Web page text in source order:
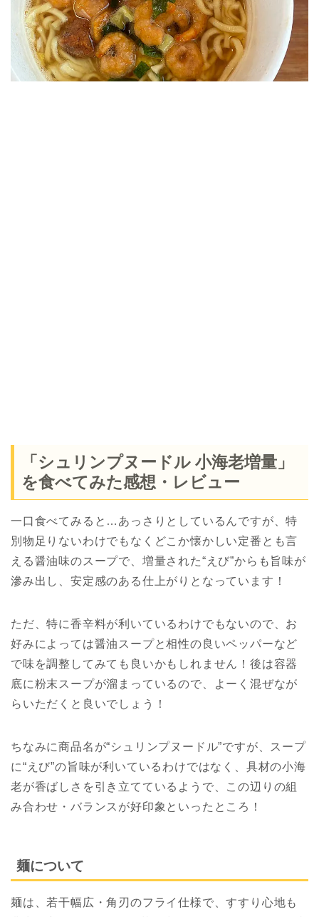
「シュリンプヌードル 小海老増量」
を食べてみた感想・レビュー
一口食べてみると…あっさりとしているんですが、特
別物足りないわけでもなくどこか懐かしい定番とも言
える醤油味のスープで、増量された“えび”からも旨味が
滲み出し、安定感のある仕上がりとなっています！
ただ、特に香辛料が利いているわけでもないので、お
好みによっては醤油スープと相性の良いペッパーなど
で味を調整してみても良いかもしれません！後は容器
底に粉末スープが溜まっているので、よーく混ぜなが
らいただくと良いでしょう！
ちなみに商品名が“シュリンプヌードル”ですが、スープ
に“えび”の旨味が利いているわけではなく、具材の小海
老が香ばしさを引き立てているようで、この辺りの組
み合わせ・バランスが好印象といったところ！
麺について
麺は、若干幅広・角刃のフライ仕様で、すすり心地も